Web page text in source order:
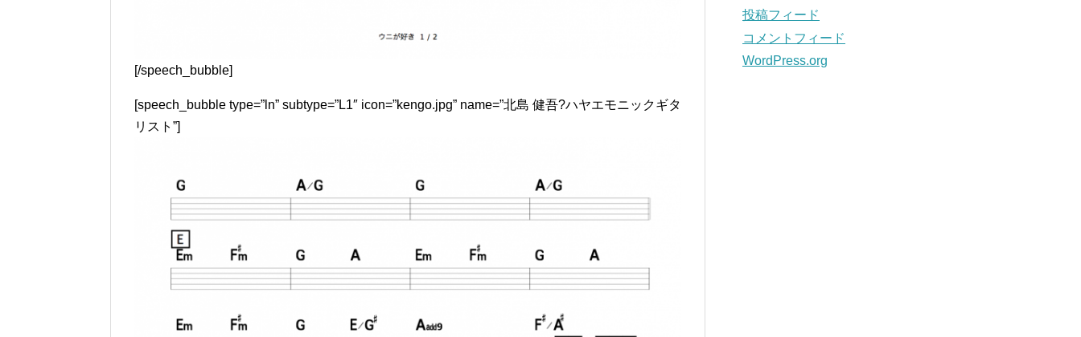
[/speech_bubble]
[speech_bubble type=”ln” subtype=”L1″ icon=”kengo.jpg” name=”北島 健吾?ハヤエモニックギタ
リスト”]
投稿フィード
コメントフィード
WordPress.org